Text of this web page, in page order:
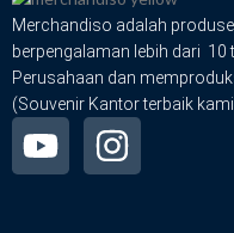
Merchandiso adalah
berpengalaman lebih dari 10
Perusahaan dan
(Souvenir Kantor terbaik